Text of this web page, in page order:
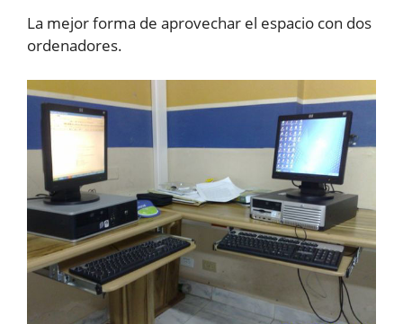
La mejor forma de aprovechar el espacio con dos
ordenadores.